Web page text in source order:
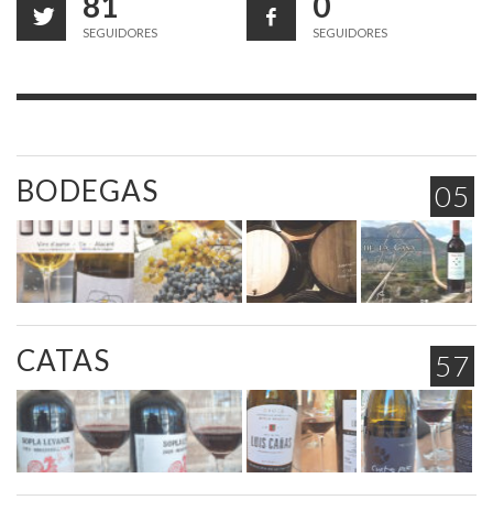
SEGUIDORES SEGUIDORES
05
BODEGAS
57
CATAS